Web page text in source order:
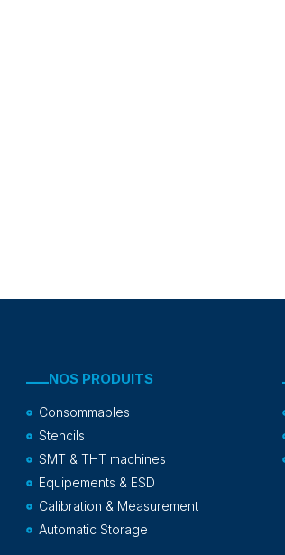
NOS PRODUITS
Consommables
Stencils
SMT & THT machines
Equipements & ESD
Calibration & Measurement
Automatic Storage